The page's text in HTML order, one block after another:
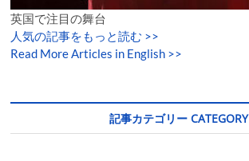
英国で注目の舞台
人気の記事をもっと読む >>
Read More Articles in English >>
記事カテゴリー CATEGORY